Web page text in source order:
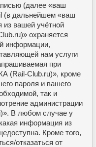
(далее «ваш
(в дальнейшем «ваш
вашей учётной
охраняется
информации,
нам услуги
при
(Rail-Club.ru)», кроме
пароля и вашего
так и
администрации
В любом случае у
информация из
Кроме того,
отказаться от